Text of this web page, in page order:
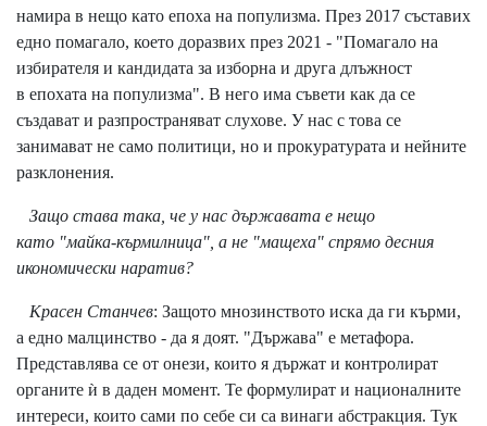
намира в нещо като епоха на популизма. През 2017 съставих
едно помагало, което доразвих през 2021 - "Помагало на
избирателя и кандидата за изборна и друга длъжност
в епохата на популизма". В него има съвети как да се
създават и разпространяват слухове. У нас с това се
занимават не само политици, но и прокуратурата и нейните
разклонения.
Защо става така, че у нас държавата е нещо
като "майка-кърмилница", а не "мащеха" спрямо десния
икономически наратив?
Красен Станчев: Защото мнозинството иска да ги кърми,
а едно малцинство - да я доят. "Държава" е метафора.
Представлява се от онези, които я държат и контролират
органите ѝ в даден момент. Те формулират и националните
интереси, които сами по себе си са винаги абстракция. Тук